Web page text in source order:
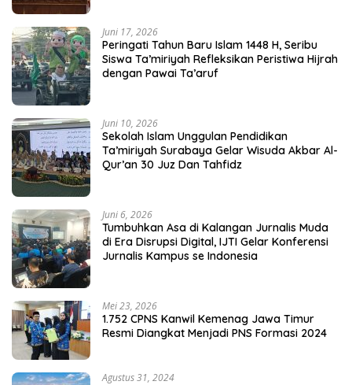
Juni 17, 2026
Peringati Tahun Baru Islam 1448 H, Seribu
Siswa Ta’miriyah Refleksikan Peristiwa Hijrah
dengan Pawai Ta’aruf
Juni 10, 2026
Sekolah Islam Unggulan Pendidikan
Ta’miriyah Surabaya Gelar Wisuda Akbar Al-
Qur’an 30 Juz Dan Tahfidz
Juni 6, 2026
Tumbuhkan Asa di Kalangan Jurnalis Muda
di Era Disrupsi Digital, IJTI Gelar Konferensi
Jurnalis Kampus se Indonesia
Mei 23, 2026
1.752 CPNS Kanwil Kemenag Jawa Timur
Resmi Diangkat Menjadi PNS Formasi 2024
Agustus 31, 2024